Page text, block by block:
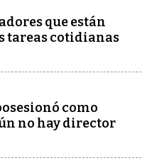
que están
tareas cotidianas
como
no hay director